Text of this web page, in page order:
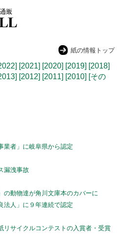
紙の情報トップ
[2021] [2020] [2019] [2018]
[2012] [2011] [2010] [その
業者」に岐阜県から認定
漏洩事故
の動物達が角川文庫本のカバーに
法人」に９年連続で認定
リサイクルコンテストの入賞者・受賞